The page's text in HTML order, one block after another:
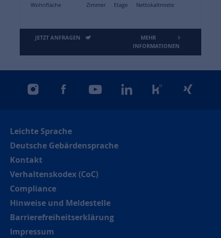
Wohnfläche Zimmer Etage Nettokaltmiete
JETZT ANFRAGEN
MEHR
INFORMATIONEN
instagramfacebookyoutubelinkedinkununuxing
Leichte Sprache
Deutsche Gebärdensprache
Kontakt
Verhaltenskodex (CoC)
Compliance
Hinweise und Meldestelle
Barrierefreiheitserklärung
Impressum